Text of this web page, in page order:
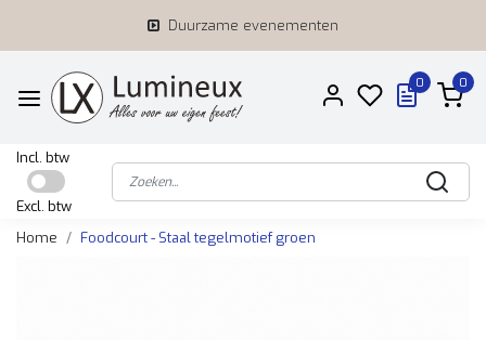
Duurzame evenementen
0 0
Incl. btw
Excl. btw
Home
Foodcourt - Staal tegelmotief groen